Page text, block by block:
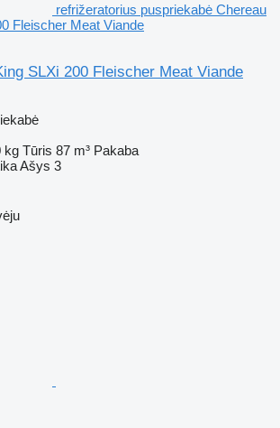
refrižeratorius puspriekabė Chereau
Fleischer Meat Viande
SLXi 200 Fleischer Meat Viande
kg Tūris 87 m³ Pakaba
Ašys 3